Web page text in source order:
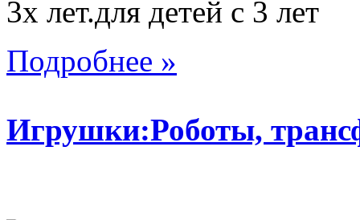
3х лет.для детей с 3 лет
Подробнее »
Игрушки:Роботы,